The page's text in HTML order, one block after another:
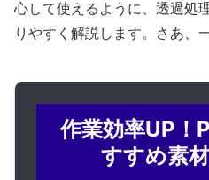
心して使えるように、透過処
りやすく解説します。さあ、
作業効率UP
すすめ素